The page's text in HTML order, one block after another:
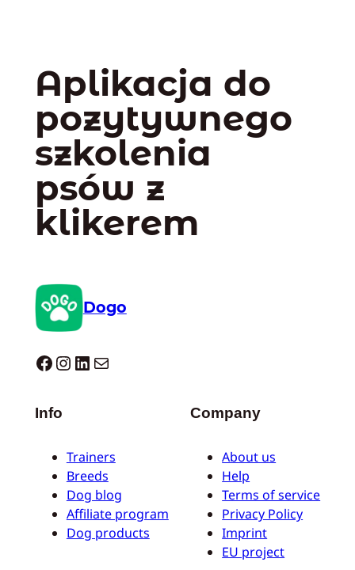
Aplikacja do
pozytywnego
szkolenia
psów z
klikerem
Dogo
Dogo facebook InstagramLinkedIn Mail
Info
Trainers
Breeds
Dog blog
Affiliate program
Dog products
Company
About us
Help
Terms of service
Privacy Policy
Imprint
EU project